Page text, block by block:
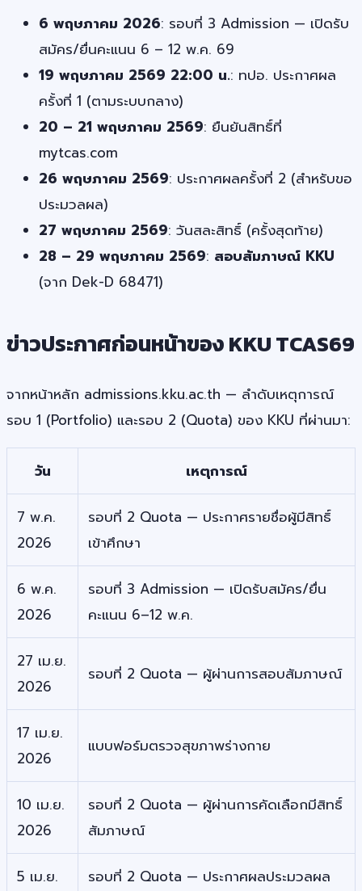
6 พฤษภาคม 2026: รอบที่ 3 Admission — เปิดรับ
สมัคร/ยื่นคะแนน 6 – 12 พ.ค. 69
19 พฤษภาคม 2569 22:00 น.: ทปอ. ประกาศผล
ครั้งที่ 1 (ตามระบบกลาง)
20 – 21 พฤษภาคม 2569: ยืนยันสิทธิ์ที่
mytcas.com
26 พฤษภาคม 2569: ประกาศผลครั้งที่ 2 (สำหรับขอ
ประมวลผล)
27 พฤษภาคม 2569: วันสละสิทธิ์ (ครั้งสุดท้าย)
28 – 29 พฤษภาคม 2569: สอบสัมภาษณ์ KKU
(จาก Dek-D 68471)
ข่าวประกาศก่อนหน้าของ KKU TCAS69
จากหน้าหลัก admissions.kku.ac.th — ลำดับเหตุการณ์
รอบ 1 (Portfolio) และรอบ 2 (Quota) ของ KKU ที่ผ่านมา:
วัน เหตุการณ์
7 พ.ค.
2026
รอบที่ 2 Quota — ประกาศรายชื่อผู้มีสิทธิ์
เข้าศึกษา
6 พ.ค.
2026
รอบที่ 3 Admission — เปิดรับสมัคร/ยื่น
คะแนน 6–12 พ.ค.
27 เม.ย.
2026
รอบที่ 2 Quota — ผู้ผ่านการสอบสัมภาษณ์
17 เม.ย.
2026
แบบฟอร์มตรวจสุขภาพร่างกาย
10 เม.ย.
2026
รอบที่ 2 Quota — ผู้ผ่านการคัดเลือกมีสิทธิ์
สัมภาษณ์
5 เม.ย.
รอบที่ 2 Quota — ประกาศผลประมวลผล